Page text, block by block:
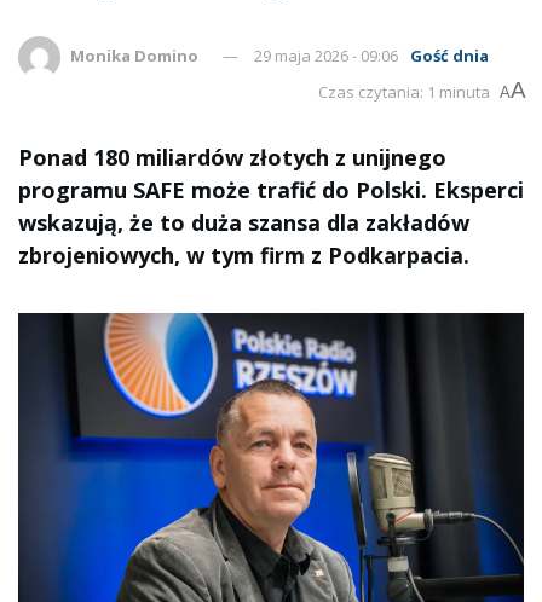
Monika Domino 29 maja 2026 - 09:06
Gość dnia
Czas czytania: 1 minuta AA
Ponad 180 miliardów złotych z unijnego
programu SAFE może trafić do Polski. Eksperci
wskazują, że to duża szansa dla zakładów
zbrojeniowych, w tym firm z Podkarpacia.